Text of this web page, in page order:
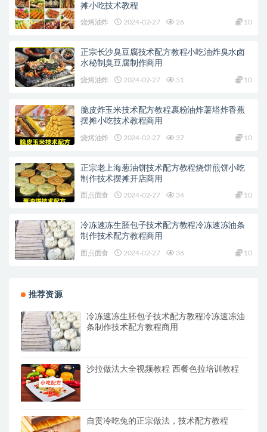
摊小吃技术教程
烧烤油炸 2024-02-27 26 10
正宗长沙臭豆腐技术配方教程小吃油炸臭水卤
水秘制臭豆腐制作商用
烧烤油炸 2024-02-27 51 10
脆皮炸玉米技术配方教程裹粉油炸薯塔炸香蕉
摆摊小吃技术教程商用
烧烤油炸 2024-02-27 37 10
正宗老上海葱油饼技术配方教程烧饼煎饼小吃
制作技术摆摊开店商用
面点面食 2024-02-27 34 10
冷冻速冻生胚包子技术配方教程冷冻速冻油条
制作技术配方教程商用
面点面食 2024-02-27 36 10
推荐资源
冷冻速冻生胚包子技术配方教程冷冻速冻油
条制作技术配方教程商用
沙拉做法大全视频教程 西餐色拉培训教程
自贡冷吃兔的正宗做法，技术配方教程